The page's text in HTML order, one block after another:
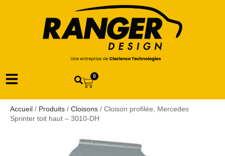
0
Accueil / Produits / Cloisons / Cloison profilée, Mercedes
Sprinter toit haut – 3010-DH